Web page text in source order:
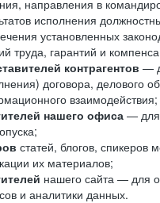
направления в
исполнения
установленных
труда, гарантий и
контрагентов —
договора, делового
взаимодействия;
нашего офиса — для
статей, блогов,
их материалов;
нашего сайта — для
и аналитики данных.